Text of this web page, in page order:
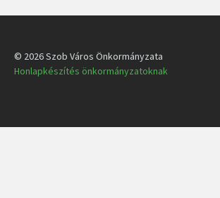
© 2026 Szob Város Önkormányzata
Honlapkészítés önkormányzatoknak